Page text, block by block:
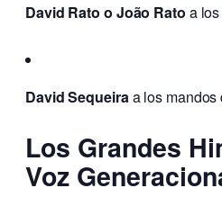
David Rato o João Rato a
David Sequeiraa los mandos
Los Grandes
Voz